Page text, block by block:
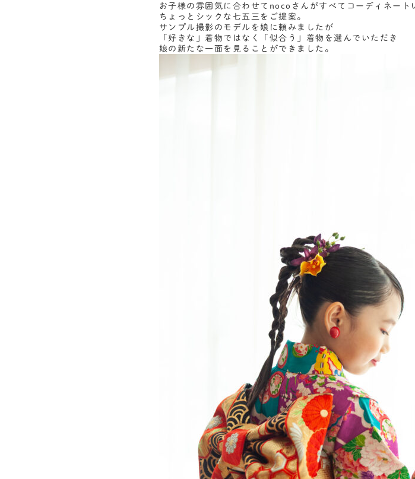
お子様の雰囲気に合わせてnocoさんがすべてコーディネート
ちょっとシックな七五三をご提案。
サンプル撮影のモデルを娘に頼みましたが
「好きな」着物ではなく「似合う」着物を選んでいただき
娘の新たな一面を見ることができました。